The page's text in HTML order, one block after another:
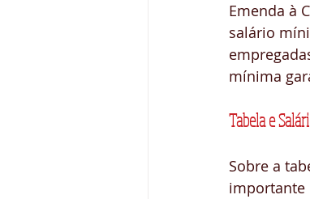
Emenda à
salário
mínima
Tabela e
Sobre a
importante